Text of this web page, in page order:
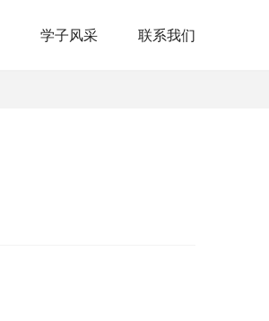
学子风采 联系我们